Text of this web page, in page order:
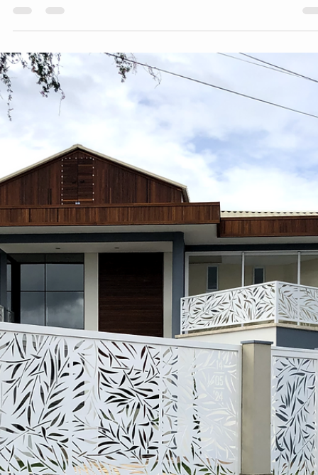
hsprecisao
3 de dez. de 2021
2 min de leitura
HS PRECISÃO - CASACOR
Casa Cor 2020